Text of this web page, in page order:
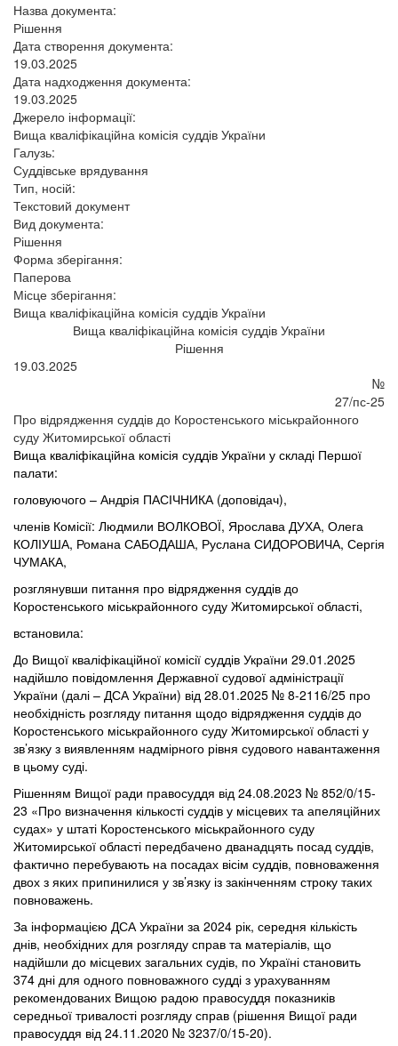
Назва документа:
Рішення
Дата створення документа:
19.03.2025
Дата надходження документа:
19.03.2025
Джерело інформації:
Вища кваліфікаційна комісія суддів України
Галузь:
Суддівське врядування
Тип, носій:
Текстовий документ
Вид документа:
Рішення
Форма зберігання:
Паперова
Місце зберігання:
Вища кваліфікаційна комісія суддів України
Вища кваліфікаційна комісія суддів України
Рішення
19.03.2025
№
27/пс-25
Про відрядження суддів до Коростенського міськрайонного
суду Житомирської області
Вища кваліфікаційна комісія суддів України у складі Першої
палати:
головуючого – Андрія ПАСІЧНИКА (доповідач),
членів Комісії: Людмили ВОЛКОВОЇ, Ярослава ДУХА, Олега
КОЛІУША, Романа САБОДАША, Руслана СИДОРОВИЧА, Сергія
ЧУМАКА,
розглянувши питання про відрядження суддів до
Коростенського міськрайонного суду Житомирської області,
встановила:
До Вищої кваліфікаційної комісії суддів України 29.01.2025
надійшло повідомлення Державної судової адміністрації
України (далі – ДСА України) від 28.01.2025 № 8-2116/25 про
необхідність розгляду питання щодо відрядження суддів до
Коростенського міськрайонного суду Житомирської області у
зв’язку з виявленням надмірного рівня судового навантаження
в цьому суді.
Рішенням Вищої ради правосуддя від 24.08.2023 № 852/0/15-
23 «Про визначення кількості суддів у місцевих та апеляційних
судах» у штаті Коростенського міськрайонного суду
Житомирської області передбачено дванадцять посад суддів,
фактично перебувають на посадах вісім суддів, повноваження
двох з яких припинилися у зв’язку із закінченням строку таких
повноважень.
За інформацією ДСА України за 2024 рік, середня кількість
днів, необхідних для розгляду справ та матеріалів, що
надійшли до місцевих загальних судів, по Україні становить
374 дні для одного повноважного судді з урахуванням
рекомендованих Вищою радою правосуддя показників
середньої тривалості розгляду справ (рішення Вищої ради
правосуддя від 24.11.2020 № 3237/0/15-20).